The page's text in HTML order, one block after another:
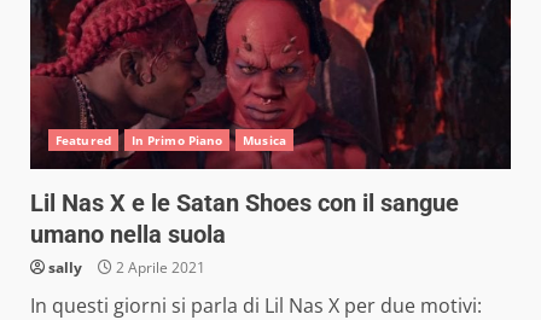
Featured In Primo Piano Musica
Lil Nas X e le Satan Shoes con il sangue
umano nella suola
sally 2 Aprile 2021
In questi giorni si parla di Lil Nas X per due motivi: